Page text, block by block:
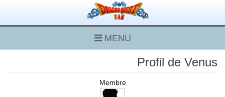
MENU
Profil de Venus
Membre